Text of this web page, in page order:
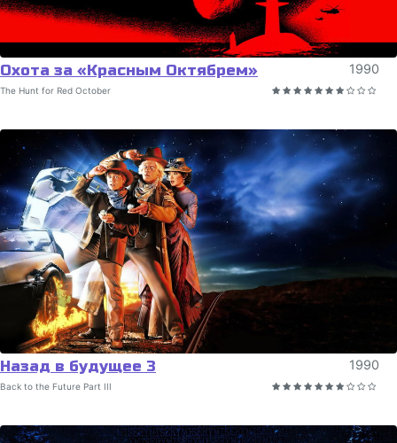
Охота за «Красным Октябрем» 1990
The Hunt for Red October
Назад в будущее 3 1990
Back to the Future Part III